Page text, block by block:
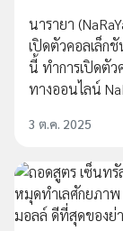
นารายา
เปิดตัวคอลเล็ก
นี้ ทำการเปิดตั
ทางออนไลน์
3 ต.ค. 2025